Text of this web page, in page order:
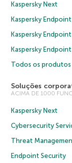
Kaspersky Next
Kaspersky
Kaspersky
Kaspersky
Todos os produtos
Soluções
ACIMA DE 1000
Kaspersky Next
Cybersecurity
Threat
Endpoint Security